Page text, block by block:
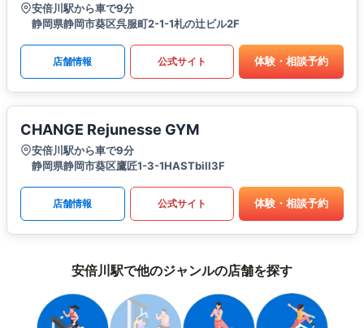
安倍川駅から車で9分
静岡県静岡市葵区呉服町2-1-1札の辻ビル2F
店舗情報 公式サイト 体験・相談予約
CHANGE Rejunesse GYM
安倍川駅から車で9分
静岡県静岡市葵区鷹匠1-3-1HASTbill3F
店舗情報 公式サイト 体験・相談予約
安倍川駅で他のジャンルの店舗を探す